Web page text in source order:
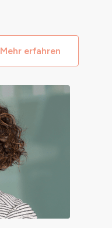
Mehr erfahren